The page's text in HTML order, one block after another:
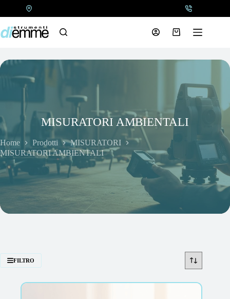
Carrello
MISURATORI AMBIENTALI
Home Prodotti
MISURATORI
MISURATORI AMBIENTALI
FILTRO